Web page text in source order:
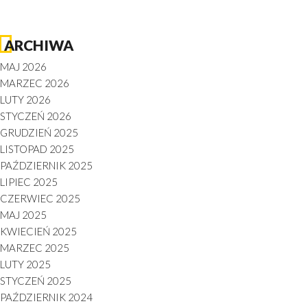
ARCHIWA
MAJ 2026
MARZEC 2026
LUTY 2026
STYCZEŃ 2026
GRUDZIEŃ 2025
LISTOPAD 2025
PAŹDZIERNIK 2025
LIPIEC 2025
CZERWIEC 2025
MAJ 2025
KWIECIEŃ 2025
MARZEC 2025
LUTY 2025
STYCZEŃ 2025
PAŹDZIERNIK 2024